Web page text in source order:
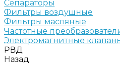
Сепараторы
Фильтры воздушные
Фильтры масляные
Частотные
Электромагнитные
РВД
Назад